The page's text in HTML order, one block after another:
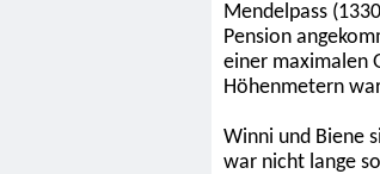
Mendelpass
Pension
einer maximalen
Höhenmetern
Winni und Biene
war nicht lange